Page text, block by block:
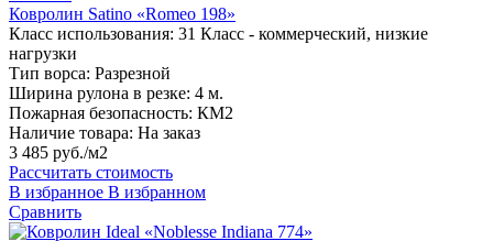
Ковролин Satino «Romeo 198»
Класс использования: 31 Класс - коммерческий, низкие
нагрузки
Тип ворса: Разрезной
Ширина рулона в резке: 4 м.
Пожарная безопасность: КМ2
Наличие товара: На заказ
3 485 руб./м2
Рассчитать стоимость
В избранное В избранном
Сравнить